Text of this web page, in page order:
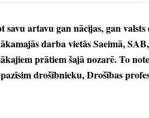
savu artavu gan nācijas,gan
darba vietās Saeimā,SAB,
prātiem šajā nozarē.To
drošībnieku,Drošības